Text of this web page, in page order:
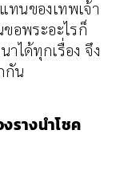
นของเทพเจ้า
อพระอะไรก็
ได้ทุกเรื่อง จึง
กัน
รางนำโชค